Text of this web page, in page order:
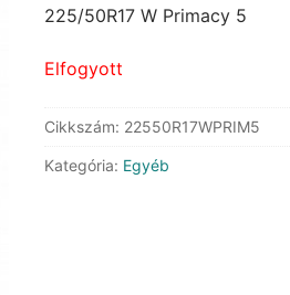
was:
is:
225/50R17 W Primacy 5
Elfogyott
Cikkszám: 22550R17WPRIM5
Kategória: Egyéb